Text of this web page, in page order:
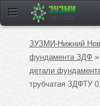
ЗУЗМИ-Нижний
фундамента ЗДФ »
детали
трубчатая ЗДФТУ